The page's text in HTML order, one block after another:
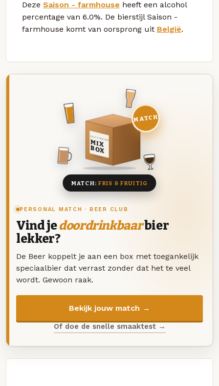
Deze Saison - farmhouse heeft een alcohol
percentage van 6.0%. De bierstijl Saison -
farmhouse komt van oorsprong uit België.
PERSONAL MATCH · BEER CLUB
Vind jedoordrinkbaarbier
lekker?
De Beer koppelt je aan een box met toegankelijk
speciaalbier dat verrast zonder dat het te veel
wordt. Gewoon raak.
Bekijk jouw match →
Of doe de snelle smaaktest →
DEZE MAAND
MIX
BOX
8 BIEREN
MATCH
MATCH: FRIS & FRUITIG